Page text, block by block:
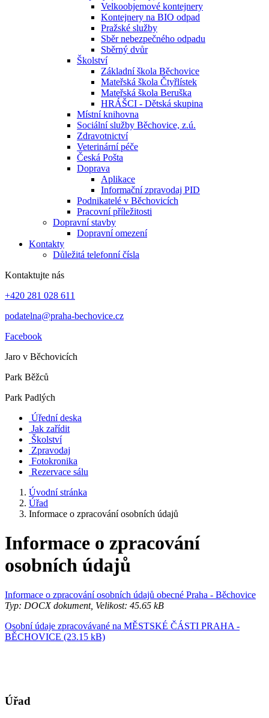
Velkoobjemové kontejnery
Kontejnery na BIO odpad
Pražské služby
Sběr nebezpečného odpadu
Sběrný dvůr
Školství
Základní škola Běchovice
Mateřská škola Čtyřlístek
Mateřská škola Beruška
HRÁŠCI - Dětská skupina
Místní knihovna
Sociální služby Běchovice, z.ú.
Zdravotnictví
Veterinární péče
Česká Pošta
Doprava
Aplikace
Informační zpravodaj PID
Podnikatelé v Běchovicích
Pracovní příležitosti
Dopravní stavby
Dopravní omezení
Kontakty
Důležitá telefonní čísla
Kontaktujte nás
+420 281 028 611
podatelna@praha-bechovice.cz
Facebook
Jaro v Běchovicích
Park Běžců
Park Padlých
Úřední deska
Jak zařídit
Školství
Zpravodaj
Fotokronika
Rezervace sálu
Úvodní stránka
Úřad
Informace o zpracování osobních údajů
Informace o zpracování
osobních údajů
Informace o zpracování osobních údajů obecné Praha - Běchovice
Typ: DOCX dokument, Velikost: 45.65 kB
Osobní údaje zpracovávané na MĚSTSKÉ ČÁSTI PRAHA -
BĚCHOVICE (23.15 kB)
Úřad